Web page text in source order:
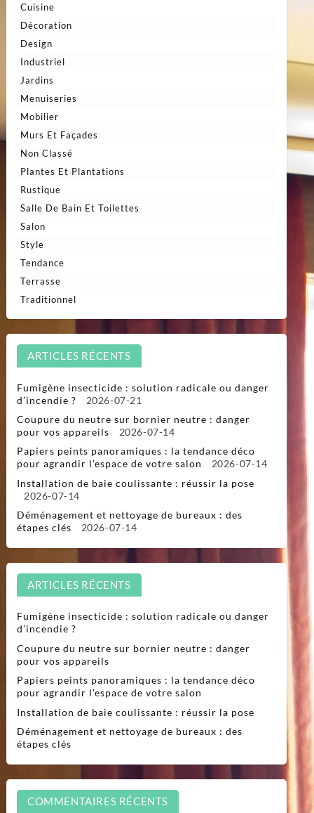
Cuisine
Décoration
Design
Industriel
Jardins
Menuiseries
Mobilier
Murs Et Façades
Non Classé
Plantes Et Plantations
Rustique
Salle De Bain Et Toilettes
Salon
Style
Tendance
Terrasse
Traditionnel
ARTICLES RÉCENTS
Fumigène insecticide : solution radicale ou danger
d’incendie ?
2026-07-21
Coupure du neutre sur bornier neutre : danger
pour vos appareils
2026-07-14
Papiers peints panoramiques : la tendance déco
pour agrandir l’espace de votre salon
2026-07-14
Installation de baie coulissante : réussir la pose
2026-07-14
Déménagement et nettoyage de bureaux : des
étapes clés
2026-07-14
ARTICLES RÉCENTS
Fumigène insecticide : solution radicale ou danger
d’incendie ?
Coupure du neutre sur bornier neutre : danger
pour vos appareils
Papiers peints panoramiques : la tendance déco
pour agrandir l’espace de votre salon
Installation de baie coulissante : réussir la pose
Déménagement et nettoyage de bureaux : des
étapes clés
COMMENTAIRES RÉCENTS